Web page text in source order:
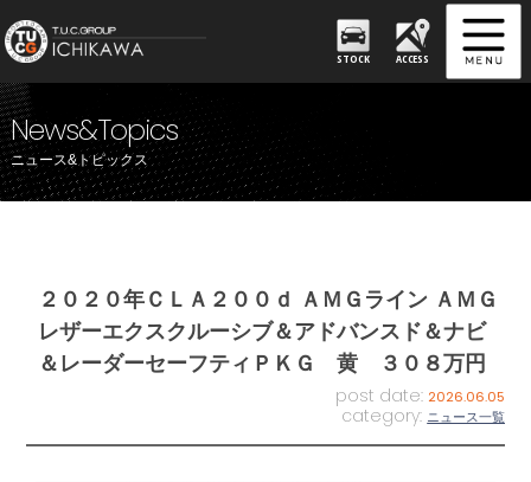
STOCK ACCESS
News&Topics
ニュース&トピックス
２０２０年ＣＬＡ２００ｄ ＡＭＧライン ＡＭＧ
レザーエクスクルーシブ＆アドバンスド＆ナビ
＆レーダーセーフティＰＫＧ 黄 ３０８万円
post date: 2026.06.05
category: ニュース一覧